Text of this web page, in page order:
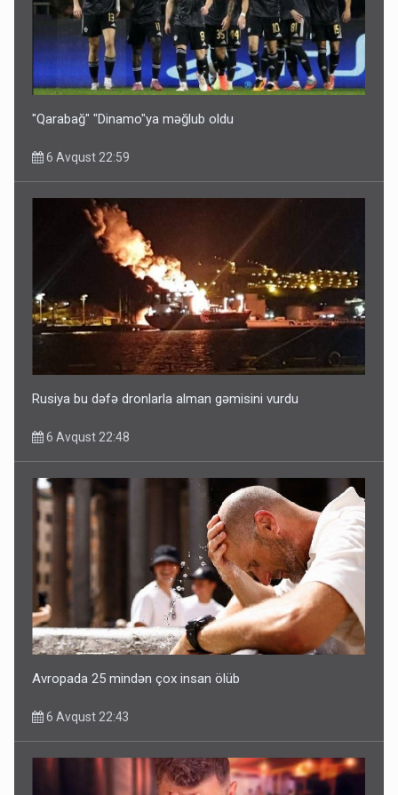
"Qarabağ" "Dinamo"ya məğlub oldu
6 Avqust 22:59
Rusiya bu dəfə dronlarla alman gəmisini vurdu
6 Avqust 22:48
Avropada 25 mindən çox insan ölüb
6 Avqust 22:43